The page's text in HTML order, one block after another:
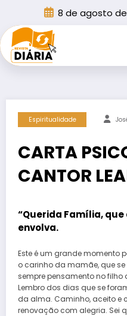
conteúdo
8 de agosto de
Espiritualidade
CARTA
CANTOR
“Querida Família, que
envolva.
Este é um grande momento
o carinho da mamãe, que
sempre pensamento no filho
Lembro dos dias que se
da alma. Caminho, aceito e
renovação com alegria. Sei